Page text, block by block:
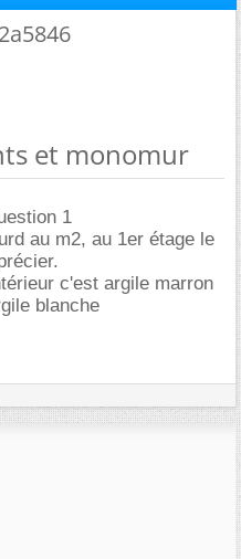
et monomur
1
au m2, au 1er étage le
c'est argile marron
blanche